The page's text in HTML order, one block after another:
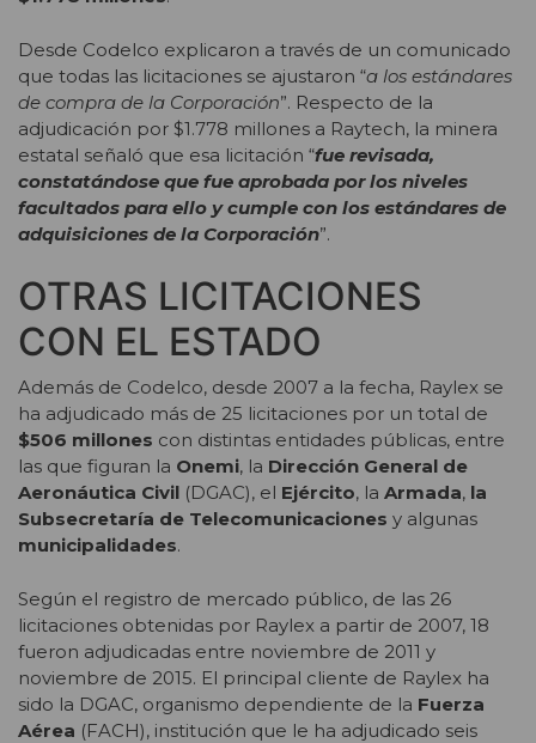
Desde Codelco explicaron a través de un comunicado
que todas las licitaciones se ajustaron “a los estándares
de compra de la Corporación”. Respecto de la
adjudicación por $1.778 millones a Raytech, la minera
estatal señaló que esa licitación “fue revisada,
constatándose que fue aprobada por los niveles
facultados para ello y cumple con los estándares de
adquisiciones de la Corporación”.
OTRAS LICITACIONES
CON EL ESTADO
Además de Codelco, desde 2007 a la fecha, Raylex se
ha adjudicado más de 25 licitaciones por un total de
$506 millones con distintas entidades públicas, entre
las que figuran la Onemi, la Dirección General de
Aeronáutica Civil (DGAC), el Ejército, la Armada, la
Subsecretaría de Telecomunicaciones y algunas
municipalidades.
Según el registro de mercado público, de las 26
licitaciones obtenidas por Raylex a partir de 2007, 18
fueron adjudicadas entre noviembre de 2011 y
noviembre de 2015. El principal cliente de Raylex ha
sido la DGAC, organismo dependiente de la Fuerza
Aérea (FACH), institución que le ha adjudicado seis